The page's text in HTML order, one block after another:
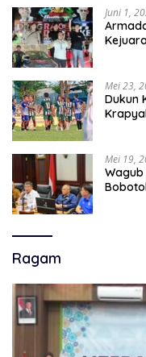
Juni 1,
Mei 23,
Dukun
Mei 19,
Ragam